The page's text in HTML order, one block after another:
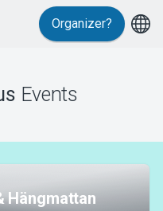
Organizer?
Events
Hängmattan